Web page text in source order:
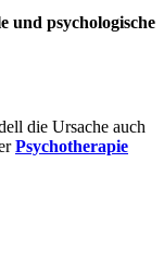
und psychologische
die Ursache auch
Psychotherapie